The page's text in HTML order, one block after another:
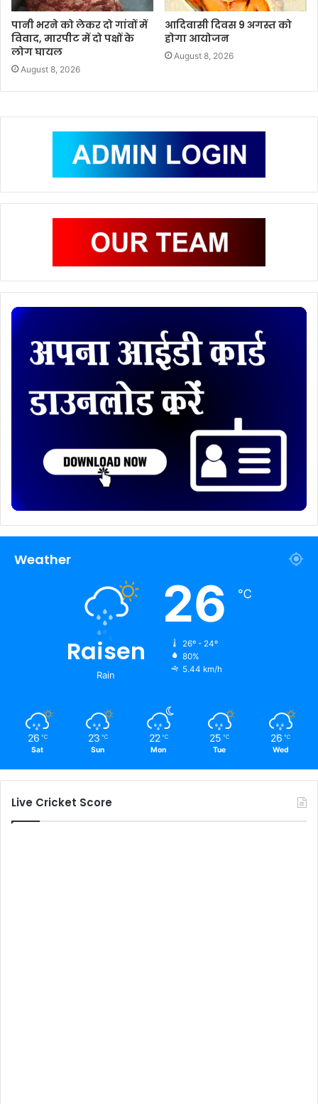
पानी भरने को लेकर दो गांवों में
विवाद, मारपीट में दो पक्षों के
लोग घायल
August 8, 2026
आदिवासी दिवस 9 अगस्त को
होगा आयोजन
August 8, 2026
Weather
Raisen
Rain
26 ℃
26º - 24º
80%
5.44 km/h
26 ℃
Sat
23 ℃
Sun
22 ℃
Mon
25 ℃
Tue
26 ℃
Wed
Live Cricket Score